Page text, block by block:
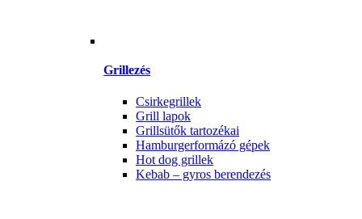
Grillezés
Csirkegrillek
Grill lapok
Grillsütők tartozékai
Hamburgerformázó gépek
Hot dog grillek
Kebab – gyros berendezés